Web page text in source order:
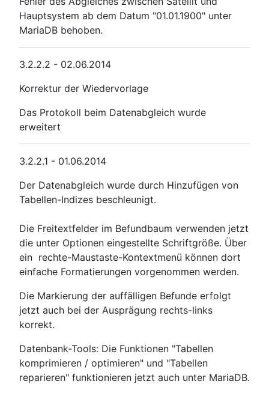
Hauptsystem ab dem Datum "01.01.1900" unter
MariaDB behoben.
3.2.2.2 - 02.06.2014
Korrektur der Wiedervorlage
Das Protokoll beim Datenabgleich wurde
erweitert
3.2.2.1 - 01.06.2014
Der Datenabgleich wurde durch Hinzufügen von
Tabellen-Indizes beschleunigt.
Die Freitextfelder im Befundbaum verwenden jetzt
die unter Optionen eingestellte Schriftgröße. Über
ein rechte-Maustaste-Kontextmenü können dort
einfache Formatierungen vorgenommen werden.
Die Markierung der auffälligen Befunde erfolgt
jetzt auch bei der Ausprägung rechts-links
korrekt.
Datenbank-Tools: Die Funktionen "Tabellen
komprimieren / optimieren" und "Tabellen
reparieren" funktionieren jetzt auch unter MariaDB.